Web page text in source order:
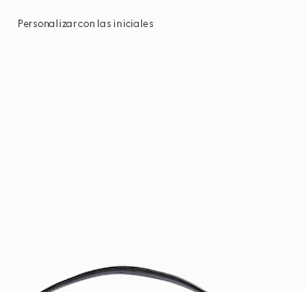
Personalizar con las iniciales